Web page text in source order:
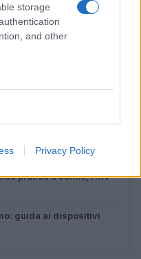
storage
and other
Privacy Policy
minuti a corpo libero
livelli beach-friendly
pratica a sonno, HRV
guida ai dispositivi